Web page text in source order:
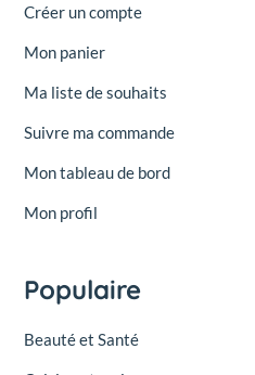
Créer un compte
Mon panier
Ma liste de souhaits
Suivre ma commande
Mon tableau de bord
Mon profil
Populaire
Beauté et Santé